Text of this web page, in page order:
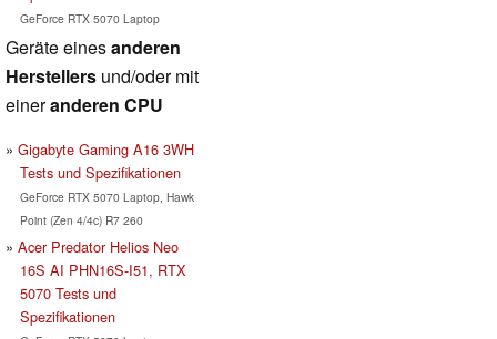
GeForce RTX 5070 Laptop
Geräte einesanderen
Herstellers und/oder mit
eineranderen CPU
Gigabyte Gaming A16 3WH
Tests und Spezifikationen
GeForce RTX 5070 Laptop, Hawk
Point (Zen 4/4c) R7 260
Acer Predator Helios Neo
16S AI PHN16S-I51, RTX
5070 Tests und
Spezifikationen